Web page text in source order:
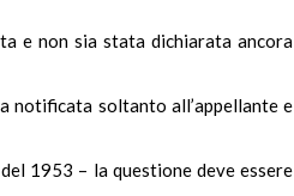
e non sia stata dichiarata ancora
notificata soltanto all’appellante e
1953 – la questione deve essere